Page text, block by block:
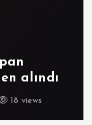
alındı
18 views